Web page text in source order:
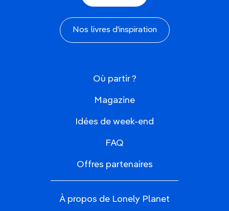
Nos livres d'inspiration
Où partir ?
Magazine
Idées de week-end
FAQ
Offres partenaires
À propos de Lonely Planet